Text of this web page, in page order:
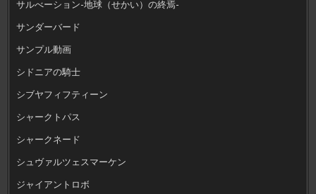
サルべーション-地球（せかい）の終焉-
サンダーバード
サンプル動画
シドニアの騎士
シブヤフィフティーン
シャークトパス
シャークネード
シュヴァルツェスマーケン
ジャイアントロボ